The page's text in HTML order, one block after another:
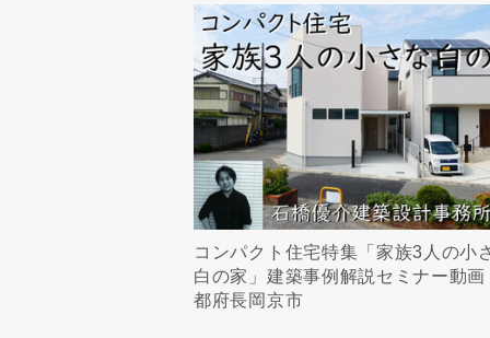
コンパクト住宅特集「家族3人の小
白の家」建築事例解説セミナー動画
都府長岡京市